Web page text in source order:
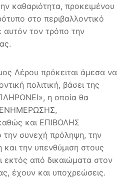
καθαριότητα, προκειμένου
στο περιβαλλοντικό
αυτόν τον τρόπο την
Λέρου πρόκειται άμεσα να
πολιτική, βάσει της
η οποία θα
ΕΝΗΜΕΡΩΣΗΣ,
και ΕΠΙΒΟΛΗΣ
συνεχή πρόληψη, την
και την υπενθύμιση στους
εκτός από δικαιώματα στον
έχουν και υποχρεώσεις.